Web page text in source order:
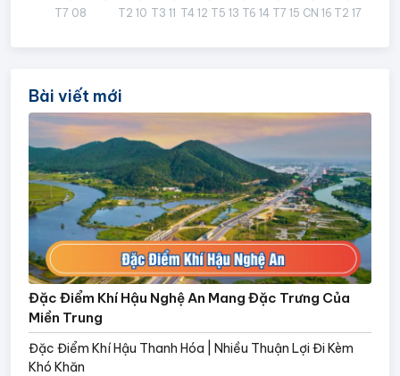
T7 08 T2 10 T3 11 T4 12 T5 13 T6 14 T7 15 CN 16 T2 17
Bài viết mới
Đặc Điểm Khí Hậu Nghệ An Mang Đặc Trưng Của
Miền Trung
Đặc Điểm Khí Hậu Thanh Hóa | Nhiều Thuận Lợi Đi Kèm
Khó Khăn